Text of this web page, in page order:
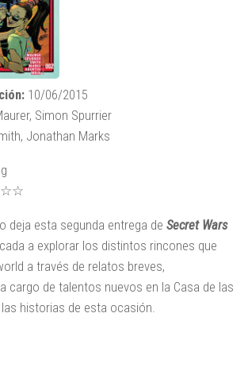
10/06/2015
Simon Spurrier
Jonathan Marks
deja esta segunda entrega de Secret Wars
a explorar los distintos rincones que
a través de relatos breves,
cargo de talentos nuevos en la Casa de las
historias de esta ocasión.